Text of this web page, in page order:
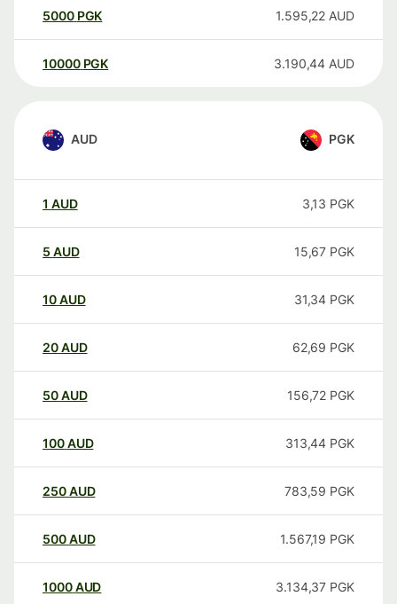
5000 PGK 1.595,22 AUD
10000 PGK 3.190,44 AUD
AUD PGK
1 AUD 3,13 PGK
5 AUD 15,67 PGK
10AUD 31,34 PGK
20AUD 62,69 PGK
50AUD 156,72 PGK
100AUD 313,44 PGK
250AUD 783,59 PGK
500AUD 1.567,19 PGK
1000AUD 3.134,37 PGK